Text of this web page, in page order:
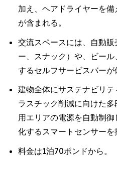
加え、ヘアドライヤーを
が含まれる。
交流スペースには、自動
ー、スナック）や、ビー
するセルフサービスバーが
建物全体にサステナビリ
ラスチック削減に向けた
用エリアの電源を自動制
化するスマートセンサーを
料金は1泊70ポンドから。